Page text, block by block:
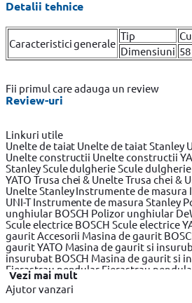
Detalii tehnice
Caracteristici generale
Tip
Dimensiuni
Fii primul care adauga un review
Review-uri
Linkuri utile
Unelte de taiat Unelte de taiat Stanley
Unelte constructii Unelte constructii
StanleyScule dulgherieScule
YATO Trusa chei & UnelteTrusa chei &
Unelte StanleyInstrumente de masura
UNI-TInstrumente de masura Stanley
unghiular BOSCH Polizor unghiular
Scule electrice BOSCHScule electrice
gauritAccesorii Masina de gaurit
gaurit YATO Masina de gaurit si
insurubat BOSCH Masina de gaurit si
Fierastrau pendular Fierastrau
pendular Makita
Fierastrau circular DeWALT
Vezi mai mult
Ajutor vanzari